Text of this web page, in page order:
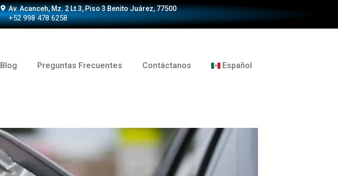
Av. Acanceh, Mz. 2 Lt.3, Piso 3 Benito Juárez, 77500
+52 998 478 6258
Blog Preguntas Frecuentes Contáctanos Español